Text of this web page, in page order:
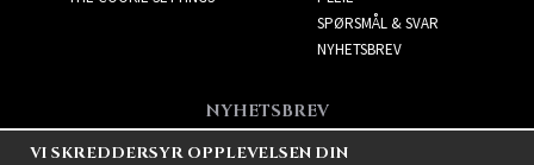
SPØRSMÅL & SVAR
NYHETSBREV
NYHETSBREV
Få de beste tilbudene og
VI SKREDDERSYR OPPLEVELSEN DIN